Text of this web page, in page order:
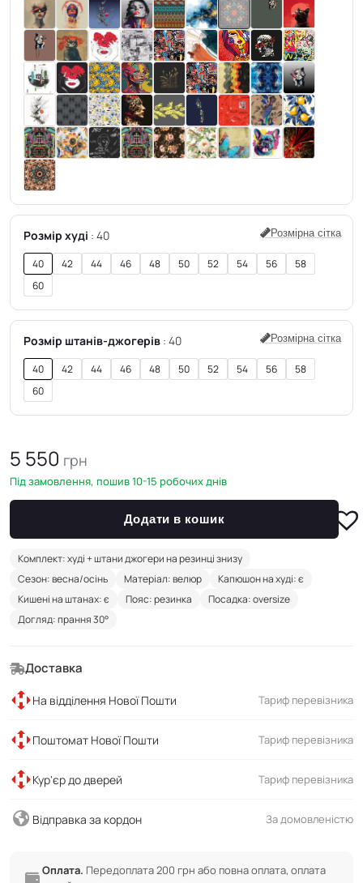
Розмір худі 40 Розмірна сітка
40 42 44 46 48 50 52 54 56
58
60
Розмір штанів-джогерів 40 Розмірна сітка
40 42 44 46 48 50 52 54 56
58
60
5 550 грн
Під замовлення, пошив 10-15 робочих днів
Додати в кошик
Комплект: худі + штани джогери на резинці знизу
Сезон: весна/осінь
Матеріал: велюр
Капюшон на худі: є
Кишені на штанах: є
Пояс: резинка
Посадка: oversize
Догляд: прання 30°
Доставка
На відділення Нової Пошти Тариф перевізника
Поштомат Нової Пошти Тариф перевізника
Кур'єр до дверей Тариф перевізника
Відправка за кордон За домовленістю
Оплата. Передоплата 200 грн або повна оплата, оплата